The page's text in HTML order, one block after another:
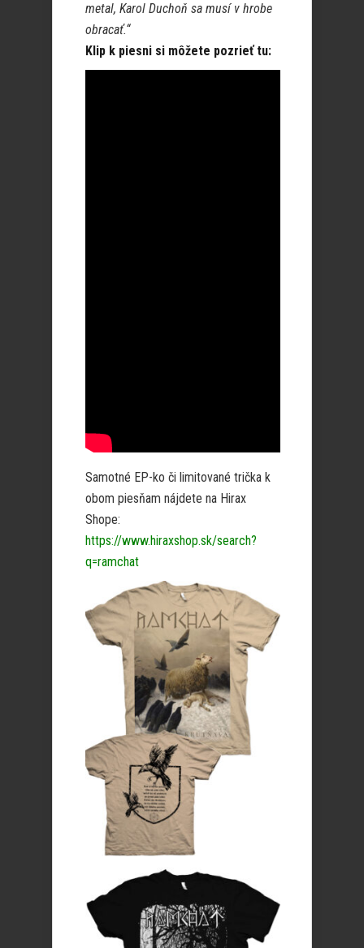
metal, Karol Duchoň sa musí v hrobe
obracať.“
Klip k piesni si môžete pozrieť tu:
Samotné EP-ko či limitované trička k
obom piesňam nájdete na Hirax
Shope:
https://www.hiraxshop.sk/search?
q=ramchat